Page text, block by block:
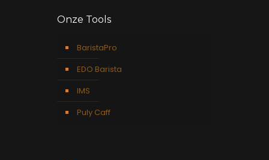
Onze Tools
BaristaPro
EDO Barista
IMS
Puly Caff